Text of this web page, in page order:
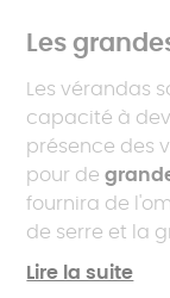
Les
Les vérandas
capacité à
présence des
pour de
fournira de
de serre et la
baies vitrées
Lire la suite